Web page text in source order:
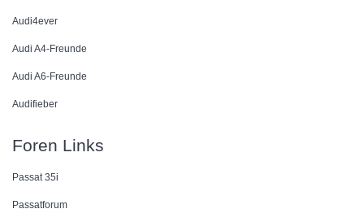
Audi4ever
Audi A4-Freunde
Audi A6-Freunde
Audifieber
Foren Links
Passat 35i
Passatforum